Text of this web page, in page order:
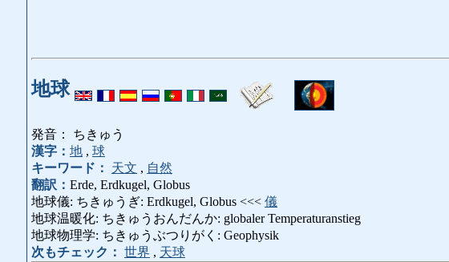
地球
発音： ちきゅう
漢字： 地 , 球
キーワード：
天文 , 自然
翻訳： Erde, Erdkugel, Globus
地球儀: ちきゅうぎ: Erdkugel, Globus <<< 儀
地球温暖化: ちきゅうおんだんか: globaler Temperaturanstieg
地球物理学: ちきゅうぶつりがく: Geophysik
次もチェック： 世界 , 天球